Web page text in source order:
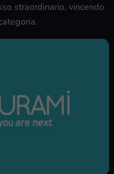
straordinario, vincendo